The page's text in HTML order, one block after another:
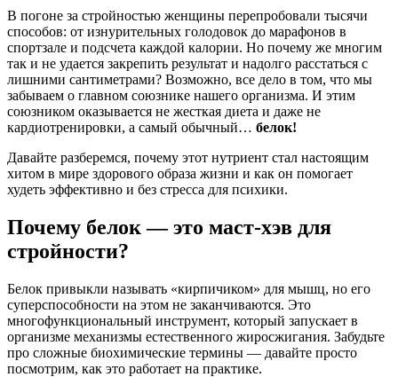
В погоне за стройностью женщины перепробовали тысячи
способов: от изнурительных голодовок до марафонов в
спортзале и подсчета каждой калории. Но почему же многим
так и не удается закрепить результат и надолго расстаться с
лишними сантиметрами? Возможно, все дело в том, что мы
забываем о главном союзнике нашего организма. И этим
союзником оказывается не жесткая диета и даже не
кардиотренировки, а самый обычный… белок!
Давайте разберемся, почему этот нутриент стал настоящим
хитом в мире здорового образа жизни и как он помогает
худеть эффективно и без стресса для психики.
Почему белок — это маст-хэв для
стройности?
Белок привыкли называть «кирпичиком» для мышц, но его
суперспособности на этом не заканчиваются. Это
многофункциональный инструмент, который запускает в
организме механизмы естественного жиросжигания. Забудьте
про сложные биохимические термины — давайте просто
посмотрим, как это работает на практике.